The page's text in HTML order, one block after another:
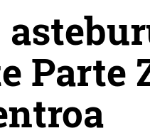
Parte